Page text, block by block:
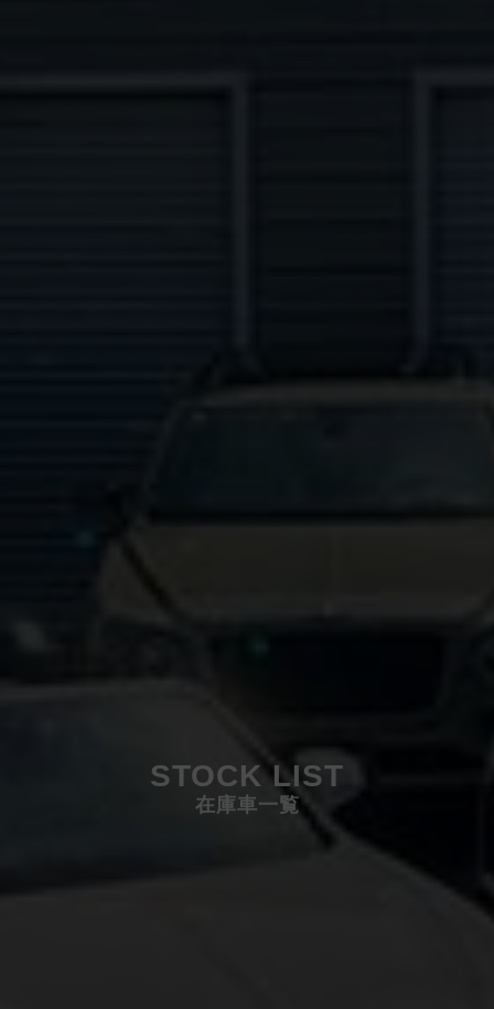
STOCK LIST
在庫車一覧